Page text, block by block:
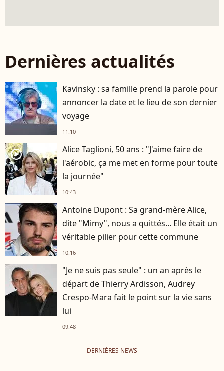
Dernières actualités
Kavinsky : sa famille prend la parole pour
annoncer la date et le lieu de son dernier
voyage
11:10
player2
Alice Taglioni, 50 ans : "J'aime faire de
l'aérobic, ça me met en forme pour toute
la journée"
10:43
Antoine Dupont : Sa grand-mère Alice,
dite "Mimy", nous a quittés... Elle était un
véritable pilier pour cette commune
10:16
"Je ne suis pas seule" : un an après le
départ de Thierry Ardisson, Audrey
Crespo-Mara fait le point sur la vie sans
lui
09:48
DERNIÈRES NEWS